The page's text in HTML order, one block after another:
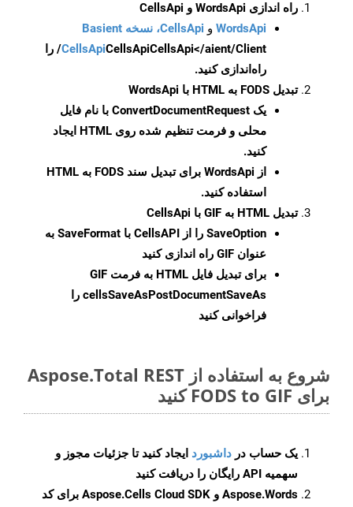
راه اندازی WordsApi و CellsApi
WordsApi و CellsApi، نسخه Basient
CellsApiCellsApi
CellsApi</aient/Client/ را
راه‌اندازی کنید.
تبدیل FODS به HTML با WordsApi
یک ConvertDocumentRequest با نام فایل
محلی و فرمت تنظیم شده روی HTML ایجاد
کنید.
از WordsApi برای تبدیل سند FODS به HTML
استفاده کنید.
تبدیل HTML به GIF با CellsApi
SaveOption
را از CellsAPI با SaveFormat به
عنوان GIF راه اندازی کنید
برای تبدیل فایل HTML به فرمت
GIF
cellsSaveAsPostDocumentSaveAs را
فراخوانی کنید
شروع به استفاده از Aspose.Total REST
برای FODS to GIF کنید
یک حساب در داشبورد ایجاد کنید تا جزئیات مجوز و
سهمیه API رایگان را دریافت کنید
Aspose.Words و Aspose.Cells Cloud SDK برای کد